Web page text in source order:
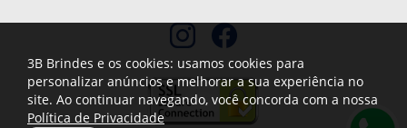
3B Brindes e os cookies: usamos cookies para
personalizar anúncios e melhorar a sua experiência no
site. Ao continuar navegando, você concorda com a nossa
Política de Privacidade